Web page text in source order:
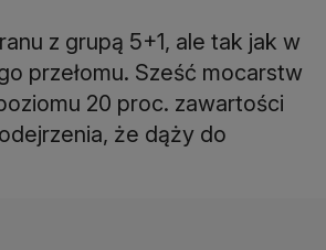
z grupą 5+1, ale tak jak w
przełomu. Sześć mocarstw
20 proc. zawartości
że dąży do